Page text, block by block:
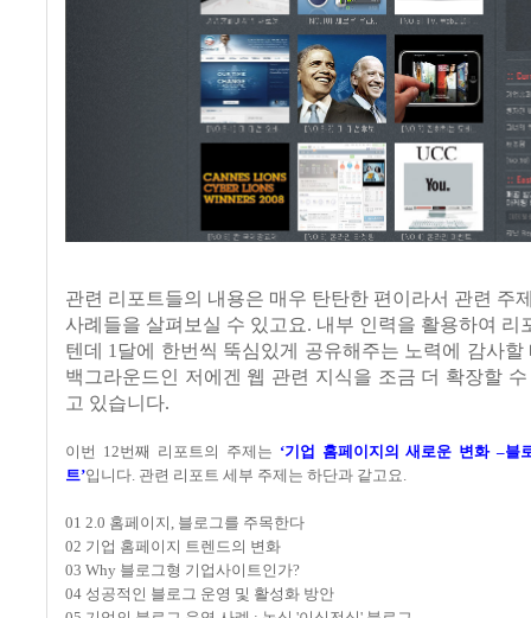
관련 리포트들의 내용은 매우 탄탄한 편이라서 관련 주
사례들을 살펴보실 수 있고요. 내부 인력을 활용하여 리
텐데
1달에 한번씩 뚝심있게 공유해주는 노력에 감사할
백그라운드인 저에겐 웹 관련 지식을 조금 더 확장할
고 있습니다.
이번 12번째 리포트의 주제는 ‘기업 홈페이지의 새로운 변화–블
트’입니다. 관련 리포트 세부 주제는 하단과 같고요.
01 2.0 홈페이지 , 블로그를 주목한다
02 기업 홈페이지 트렌드의 변화
03 Why 블로그형 기업사이트인가?
04 성공적인 블로그 운영 및 활성화 방안